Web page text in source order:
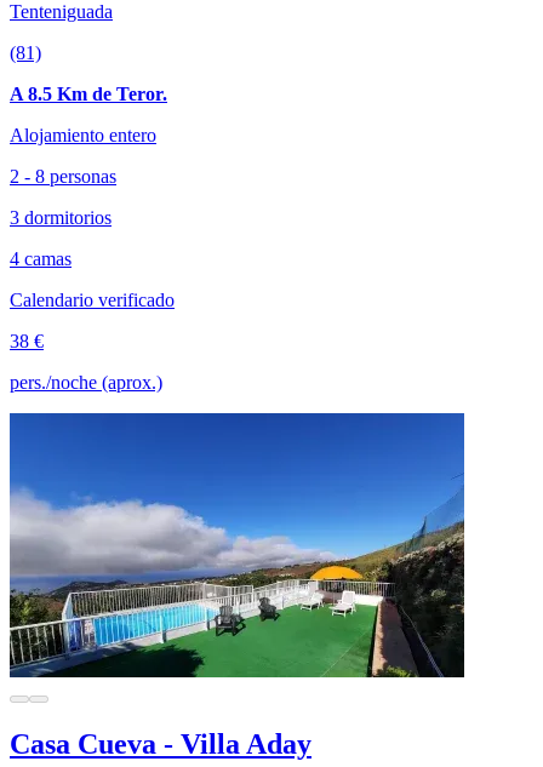
Tenteniguada
(81)
A 8.5 Km de Teror.
Alojamiento entero
2 - 8 personas
3 dormitorios
4 camas
Calendario verificado
38 €
pers./noche (aprox.)
Casa Cueva - Villa Aday